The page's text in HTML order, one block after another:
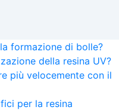
formazione di bolle?
della resina UV?
più velocemente con il
per la resina